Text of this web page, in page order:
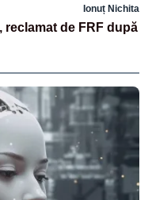
Ionuț Nichita
reclamat de FRF după